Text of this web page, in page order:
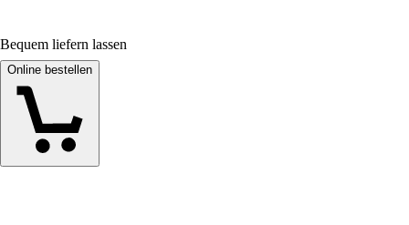
Bequem liefern lassen
Online bestellen